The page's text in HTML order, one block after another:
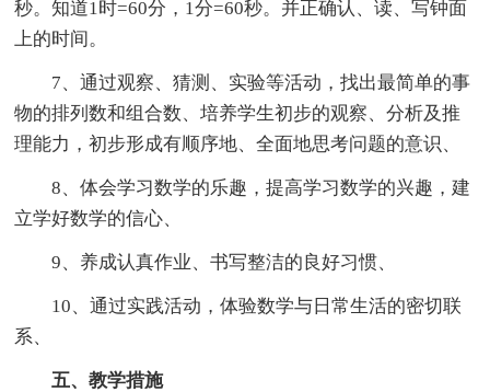
秒。知道1时=60分，1分=60秒。并正确认、读、写钟面
上的时间。
7、通过观察、猜测、实验等活动，找出最简单的事
物的排列数和组合数、培养学生初步的观察、分析及推
理能力，初步形成有顺序地、全面地思考问题的意识、
8、体会学习数学的乐趣，提高学习数学的兴趣，建
立学好数学的信心、
9、养成认真作业、书写整洁的良好习惯、
10、通过实践活动，体验数学与日常生活的密切联
系、
五、教学措施